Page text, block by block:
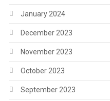
January 2024
December 2023
November 2023
October 2023
September 2023